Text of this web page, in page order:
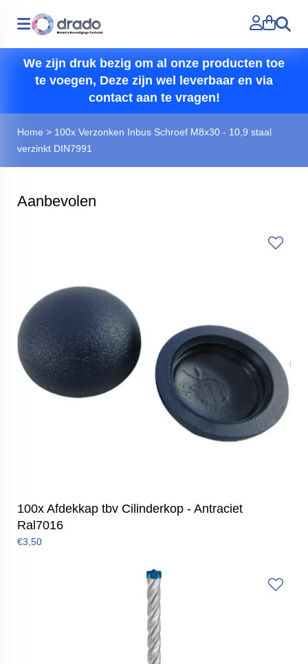
Zoeken
We zijn druk bezig om al onze producten toe
te voegen, Deze zijn wel leverbaar en via
contact aan te vragen!
Home > 100x Verzonken Inbus Schroef M8x30 - 10,9 staal
verzinkt DIN7991
Aanbevolen
100x Afdekkap tbv Cilinderkop - Antraciet
Ral7016
€3,50